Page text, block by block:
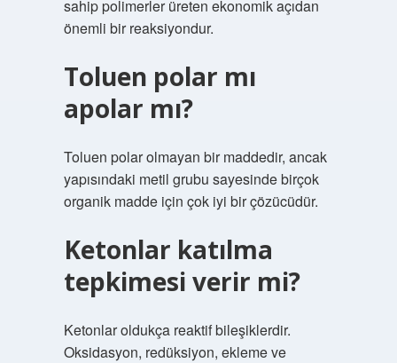
sahip polimerler üreten ekonomik açıdan
önemli bir reaksiyondur.
Toluen polar mı
apolar mı?
Toluen polar olmayan bir maddedir, ancak
yapısındaki metil grubu sayesinde birçok
organik madde için çok iyi bir çözücüdür.
Ketonlar katılma
tepkimesi verir mi?
Ketonlar oldukça reaktif bileşiklerdir.
Oksidasyon, redüksiyon, ekleme ve